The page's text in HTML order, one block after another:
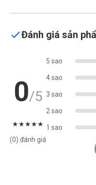
Đánh giá sản
0/5
★★★★★
(0) đánh giá
5 sao
4 sao
3 sao
2 sao
1 sao